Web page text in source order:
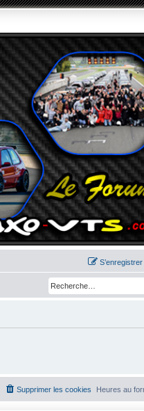
S’enregistrer
Heures au
Supprimer les cookies